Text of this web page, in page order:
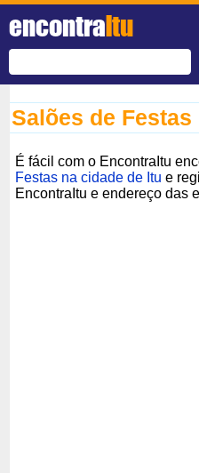
encontraItu
Salões de Festas
É fácil com o EncontraItu
Festas na cidade de Itu e
EncontraItu e endereço das